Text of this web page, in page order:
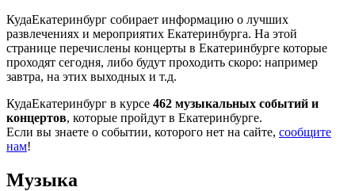
КудаЕкатеринбург собирает информацию о лучших
развлечениях и мероприятих Екатеринбурга. На этой
странице перечислены концерты в Екатеринбурге которые
проходят сегодня, либо будут проходить скоро: например
завтра, на этих выходных и т.д.
КудаЕкатеринбург в курсе 462 музыкальных событий и
концертов, которые пройдут в Екатеринбурге.
Если вы знаете о событии, которого нет на сайте, сообщите
нам!
Музыка